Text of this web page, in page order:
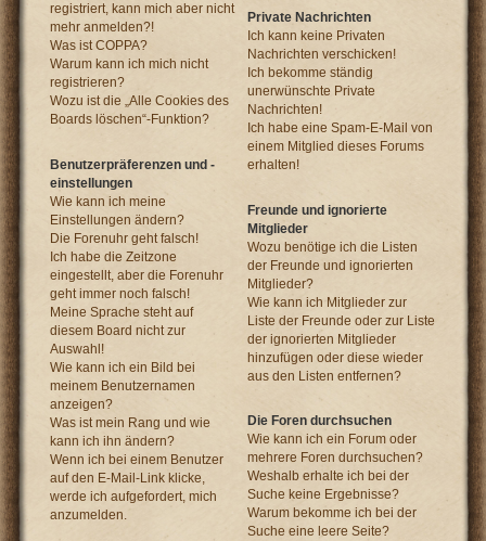
registriert, kann mich aber nicht
mehr anmelden?!
Was ist COPPA?
Warum kann ich mich nicht
registrieren?
Wozu ist die „Alle Cookies des
Boards löschen“-Funktion?
Benutzerpräferenzen und -
einstellungen
Wie kann ich meine
Einstellungen ändern?
Die Forenuhr geht falsch!
Ich habe die Zeitzone
eingestellt, aber die Forenuhr
geht immer noch falsch!
Meine Sprache steht auf
diesem Board nicht zur
Auswahl!
Wie kann ich ein Bild bei
meinem Benutzernamen
anzeigen?
Was ist mein Rang und wie
kann ich ihn ändern?
Wenn ich bei einem Benutzer
auf den E-Mail-Link klicke,
werde ich aufgefordert, mich
anzumelden.
Private Nachrichten
Ich kann keine Privaten
Nachrichten verschicken!
Ich bekomme ständig
unerwünschte Private
Nachrichten!
Ich habe eine Spam-E-Mail von
einem Mitglied dieses Forums
erhalten!
Freunde und ignorierte
Mitglieder
Wozu benötige ich die Listen
der Freunde und ignorierten
Mitglieder?
Wie kann ich Mitglieder zur
Liste der Freunde oder zur Liste
der ignorierten Mitglieder
hinzufügen oder diese wieder
aus den Listen entfernen?
Die Foren durchsuchen
Wie kann ich ein Forum oder
mehrere Foren durchsuchen?
Weshalb erhalte ich bei der
Suche keine Ergebnisse?
Warum bekomme ich bei der
Suche eine leere Seite?